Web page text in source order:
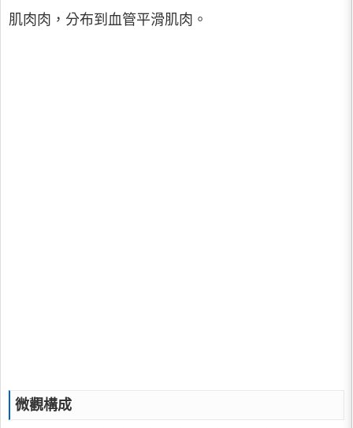
肌肉肉，分布到血管平滑肌肉。
微觀構成